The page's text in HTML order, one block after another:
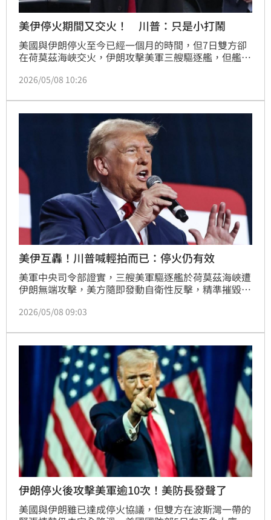
美伊停火期間又交火！ 川普：只是小打鬧
美國與伊朗停火至今已經一個月的時間，但7日雙方卻
在荷莫茲海峽交火，伊朗攻擊美軍三艘驅逐艦，但艦艇
在波灣的盟友阿拉伯聯合大公國。不過川普似乎想淡化
打打鬧鬧。
2026/05/08 10:26
美伊互轟！川普喊輕拍而已：停火仍有效
美軍中央司令部證實，三艘美軍驅逐艦於荷莫茲海峽遭
伊朗無端攻擊，美方隨即發動自衛性反擊，精準摧毀多
容為「小打小鬧」，並重申美伊停火協議依然有效。川
且快艇遭擊沉。他最後強硬警告伊朗領導層，若不儘速
同意和平協議，美國未來的報復行動將會更加強硬暴
力，絕不容許對方動用核武。
2026/05/08 09:03
伊朗停火後攻擊美軍逾10次！美防長發聲了
美國與伊朗雖已達成停火協議，但雙方在波斯灣一帶的